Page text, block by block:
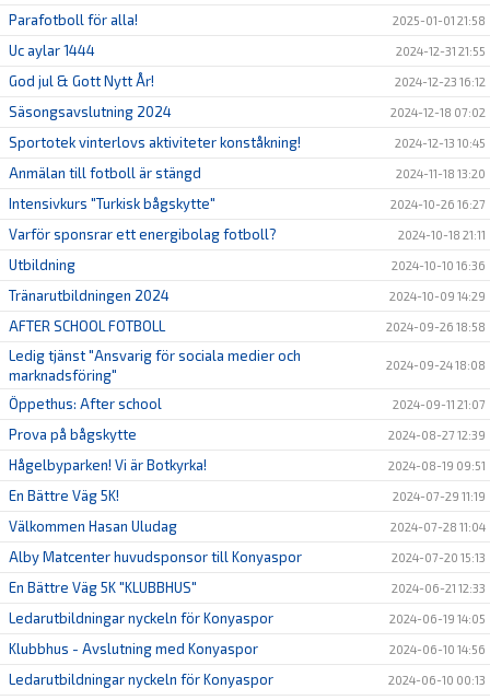
Parafotboll för alla! 2025-01-01 21:58
Uc aylar 1444 2024-12-31 21:55
God jul & Gott Nytt År! 2024-12-23 16:12
Säsongsavslutning 2024 2024-12-18 07:02
Sportotek vinterlovs aktiviteter konståkning! 2024-12-13 10:45
Anmälan till fotboll är stängd 2024-11-18 13:20
Intensivkurs "Turkisk bågskytte" 2024-10-26 16:27
Varför sponsrar ett energibolag fotboll? 2024-10-18 21:11
Utbildning 2024-10-10 16:36
Tränarutbildningen 2024 2024-10-09 14:29
AFTER SCHOOL FOTBOLL 2024-09-26 18:58
Ledig tjänst "Ansvarig för sociala medier och
marknadsföring"
2024-09-24 18:08
Öppethus: After school 2024-09-11 21:07
Prova på bågskytte 2024-08-27 12:39
Hågelbyparken! Vi är Botkyrka! 2024-08-19 09:51
En Bättre Väg 5K! 2024-07-29 11:19
Välkommen Hasan Uludag 2024-07-28 11:04
Alby Matcenter huvudsponsor till Konyaspor 2024-07-20 15:13
En Bättre Väg 5K "KLUBBHUS" 2024-06-21 12:33
Ledarutbildningar nyckeln för Konyaspor 2024-06-19 14:05
Klubbhus - Avslutning med Konyaspor 2024-06-10 14:56
Ledarutbildningar nyckeln för Konyaspor 2024-06-10 00:13